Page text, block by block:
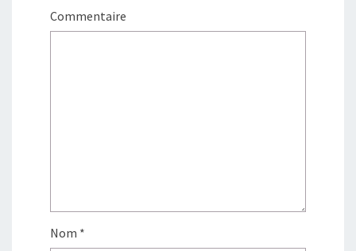
Commentaire
Nom *